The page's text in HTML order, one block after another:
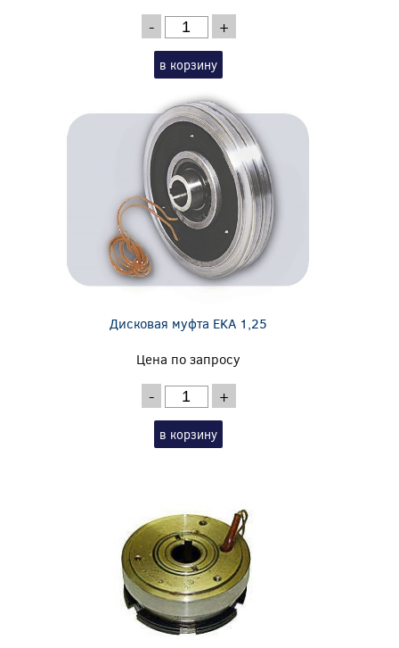
- +
в корзину
Дисковая муфта EKA 1,25
Цена по запросу
- +
в корзину